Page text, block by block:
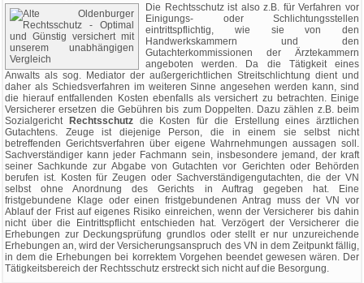
Die Rechtsschutz ist also z.B. für Verfahren vor
Einigungs- oder Schlichtungsstellen
eintrittspflichtig, wie sie von den
Handwerkskammern und den
Gutachterkommissionen der Ärztekammern
angeboten werden. Da die Tätigkeit eines
Anwalts als sog. Mediator der außergerichtlichen Streitschlichtung dient und
daher als Schiedsverfahren im weiteren Sinne angesehen werden kann, sind
die hierauf entfallenden Kosten ebenfalls als versichert zu betrachten. Einige
Versicherer ersetzen die Gebühren bis zum Doppelten. Dazu zählen z.B. beim
Sozialgericht
Rechtsschutzdie Kosten für die Erstellung eines ärztlichen
Gutachtens. Zeuge ist diejenige Person, die in einem sie selbst nicht
betreffenden Gerichtsverfahren über eigene Wahrnehmungen aussagen soll.
Sachverständiger kann jeder Fachmann sein, insbesondere jemand, der kraft
seiner Sachkunde zur Abgabe von Gutachten vor Gerichten oder Behörden
berufen ist. Kosten für Zeugen oder Sachverständigengutachten, die der VN
selbst ohne Anordnung des Gerichts in Auftrag gegeben hat. Eine
fristgebundene Klage oder einen fristgebundenen Antrag muss der VN vor
Ablauf der Frist auf eigenes Risiko einreichen, wenn der Versicherer bis dahin
nicht über die Eintrittspflicht entschieden hat. Verzögert der Versicherer die
Erhebungen zur Deckungsprüfung grundlos oder stellt er nur unzureichende
Erhebungen an, wird der Versicherungsanspruch des VN in dem Zeitpunkt fällig,
in dem die Erhebungen bei korrektem Vorgehen beendet gewesen wären. Der
Tätigkeitsbereich der Rechtsschutz erstreckt sich nicht auf die Besorgung.